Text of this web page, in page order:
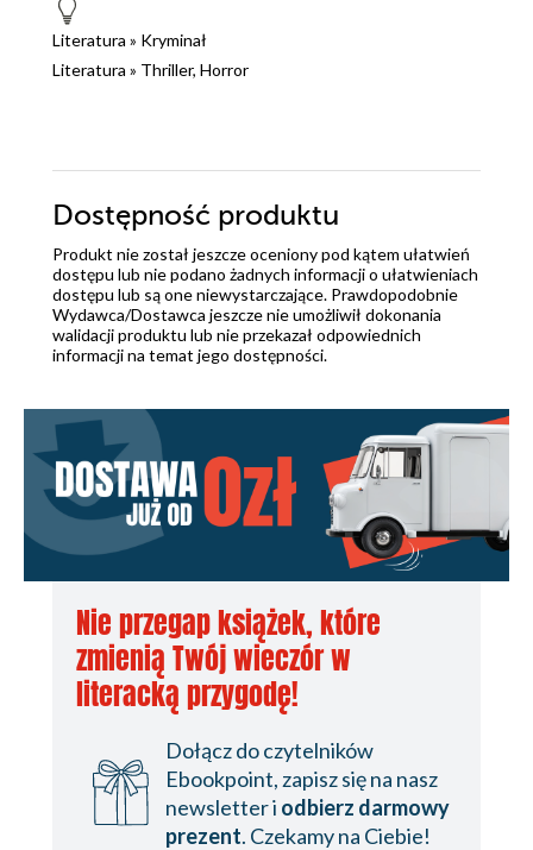
Literatura » Kryminał
Literatura » Thriller, Horror
Dostępność produktu
Produkt nie został jeszcze oceniony pod kątem ułatwień
dostępu lub nie podano żadnych informacji o ułatwieniach
dostępu lub są one niewystarczające. Prawdopodobnie
Wydawca/Dostawca jeszcze nie umożliwił dokonania
walidacji produktu lub nie przekazał odpowiednich
informacji na temat jego dostępności.
Nie przegap książek, które
zmienią Twój wieczór w
literacką przygodę!
Dołącz do czytelników
Ebookpoint, zapisz się na nasz
newsletter i odbierz darmowy
prezent. Czekamy na Ciebie!